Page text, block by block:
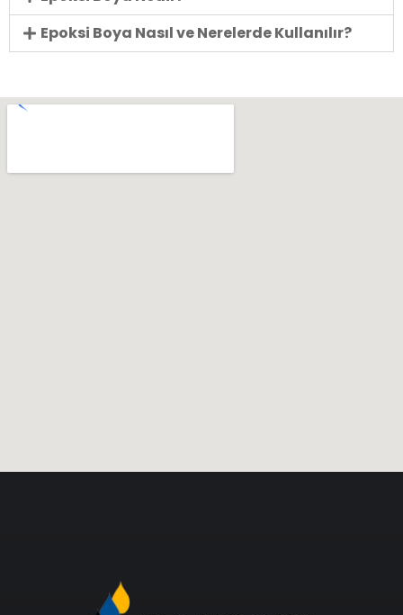
Epoksi Boya Nasıl ve Nerelerde Kullanılır?